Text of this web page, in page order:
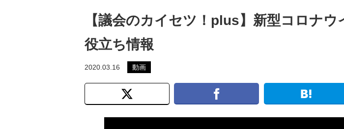
【議会のカイセツ！plus】新型コロナウ
役立ち情報
2020.03.16 動画